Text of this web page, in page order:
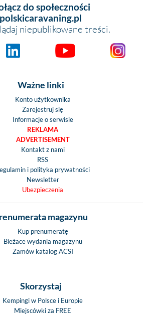
do społeczności
polskicaravaning.pl
niepublikowane treści.
Ważne linki
Konto użytkownika
Zarejestruj się
Informacje o serwisie
REKLAMA
ADVERTISEMENT
Kontakt z nami
RSS
i polityka prywatności
Newsletter
Ubezpieczenia
magazynu
Kup prenumeratę
Bieżace wydania magazynu
Zamów katalog ACSI
Skorzystaj
Kempingi w Polsce i Europie
Miejscówki za FREE